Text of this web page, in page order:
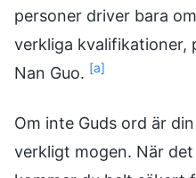
personer driver bara
verkliga kvalifikationer,
Nan Guo. [a]
Om inte Guds ord är
verkligt mogen. När